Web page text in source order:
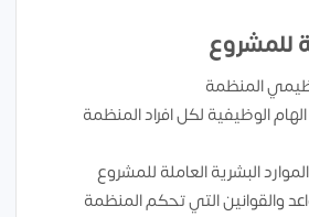
للمشروع
المنظمة
الوظيفية لكل افراد المنظمة
البشرية العاملة للمشروع
والقوانين التي تحكم المنظمة